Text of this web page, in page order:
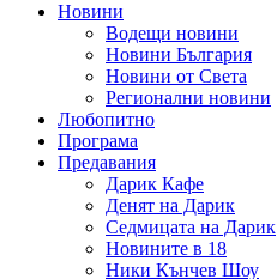
Новини
Водещи новини
Новини България
Новини от Света
Регионални новини
Любопитно
Програма
Предавания
Дарик Кафе
Денят на Дарик
Седмицата на Дарик
Новините в 18
Ники Кънчев Шоу